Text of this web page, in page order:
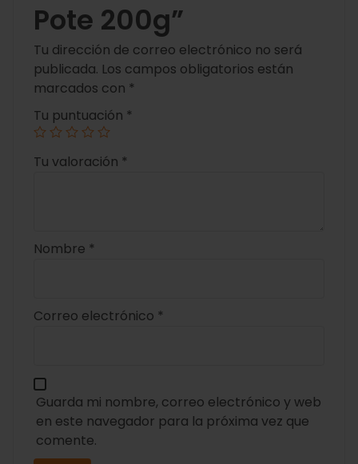
Pote 200g”
Tu dirección de correo electrónico no será
publicada. Los campos obligatorios están
marcados con *
Tu puntuación *
Tu valoración *
Nombre *
Correo electrónico *
Guarda mi nombre, correo electrónico y web
en este navegador para la próxima vez que
comente.